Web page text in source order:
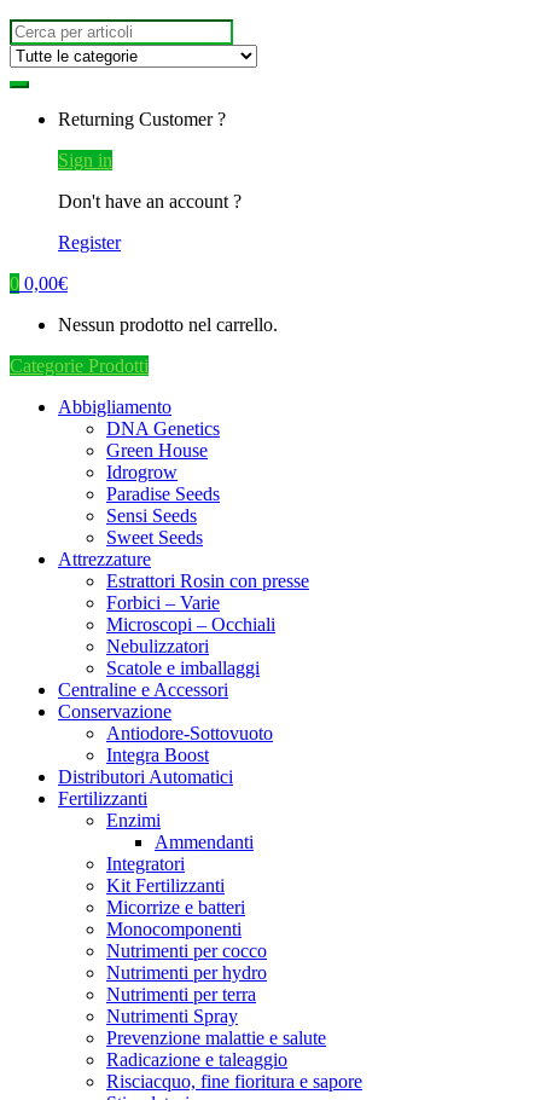
Search
for:
Returning Customer ?
Sign in
Don't have an account ?
Register
0 0,00€
Nessun prodotto nel carrello.
Categorie Prodotti
Abbigliamento
DNA Genetics
Green House
Idrogrow
Paradise Seeds
Sensi Seeds
Sweet Seeds
Attrezzature
Estrattori Rosin con presse
Forbici – Varie
Microscopi – Occhiali
Nebulizzatori
Scatole e imballaggi
Centraline e Accessori
Conservazione
Antiodore-Sottovuoto
Integra Boost
Distributori Automatici
Fertilizzanti
Enzimi
Ammendanti
Integratori
Kit Fertilizzanti
Micorrize e batteri
Monocomponenti
Nutrimenti per cocco
Nutrimenti per hydro
Nutrimenti per terra
Nutrimenti Spray
Prevenzione malattie e salute
Radicazione e taleaggio
Risciacquo, fine fioritura e sapore